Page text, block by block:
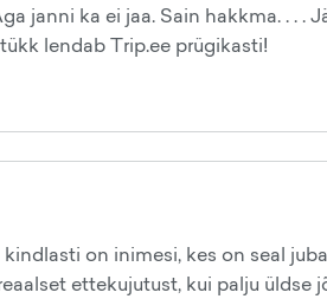
janni ka ei jaa. Sain hakkma. . . .
lendab Trip.ee prügikasti!
on inimesi, kes on seal
ettekujutust, kui palju üldse